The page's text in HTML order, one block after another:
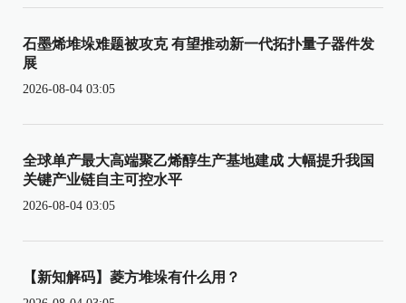
石墨烯堆垛难题被攻克 有望推动新一代拓扑量子器件发
展
2026-08-04 03:05
全球单产最大高端聚乙烯醇生产基地建成 大幅提升我国
关键产业链自主可控水平
2026-08-04 03:05
【新知解码】菱方堆垛有什么用？